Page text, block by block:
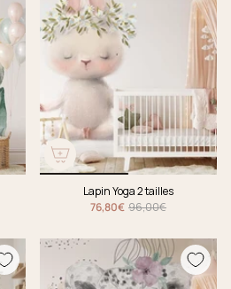
Lapin Yoga 2 tailles
76,80€ 96,00€